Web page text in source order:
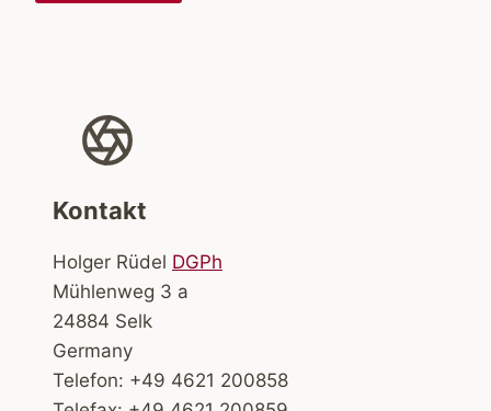
Kontakt
Holger Rüdel DGPh
Mühlenweg 3 a
24884 Selk
Germany
Telefon: +49 4621 200858